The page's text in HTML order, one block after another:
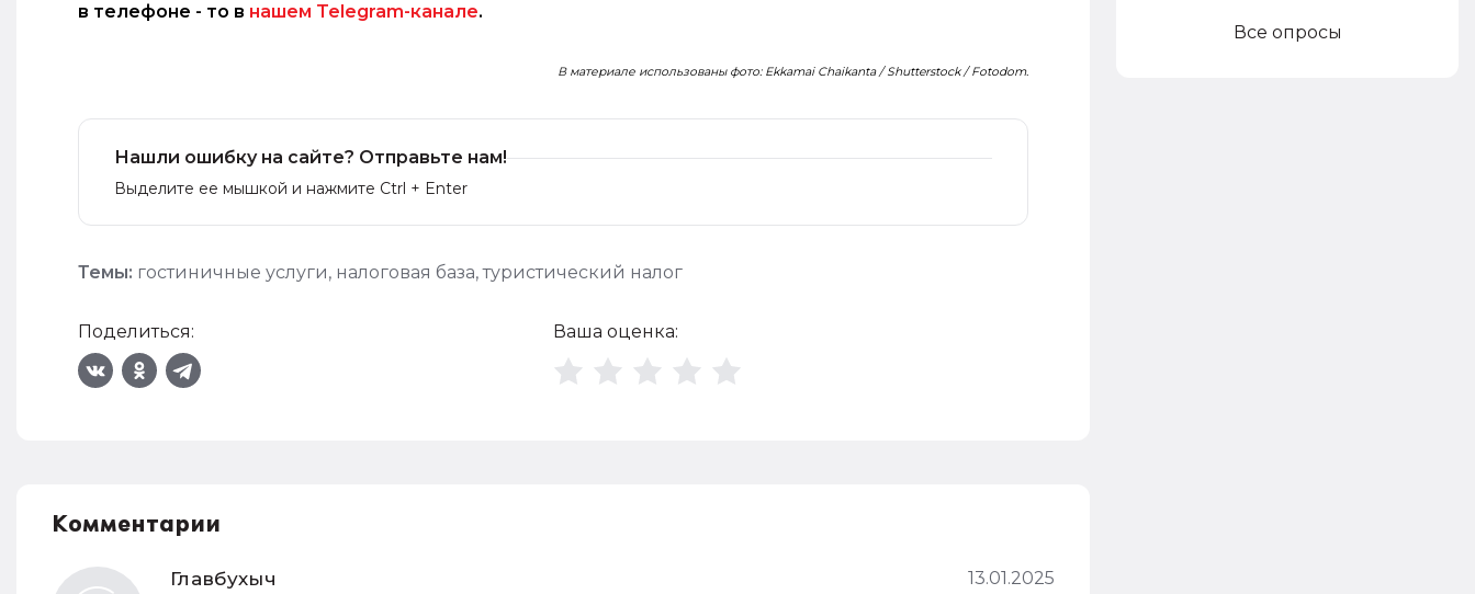
в телефоне - то в нашем Telegram-канале.
В материале использованы фото: Ekkamai Chaikanta / Shutterstock / Fotodom.
Нашли ошибку на сайте? Отправьте нам!
Выделите ее мышкой и нажмите Ctrl + Enter
Темы: гостиничные услуги, налоговая база,туристический налог
Поделиться: Ваша оценка:
Комментарии
Главбухыч
13.01.2025
Все опросы